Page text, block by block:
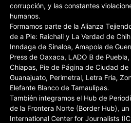
corrupción, y las constantes
humanos.
Formamos parte de la Alianza
de a Pie: Raichali y La Verdad de
Inndaga de Sinaloa, Amapola de
Press de Oaxaca, LADO B de
Chiapas, Pie de Página de Ciudad
Guanajuato, Perimetral, Letra Fría,
Elefante Blanco de Tamaulipas.
También integramos el Hub de
de la Frontera Norte (Border Hub),
International Center for Journalists